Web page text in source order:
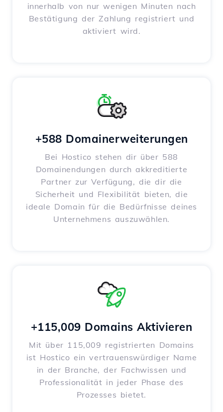
innerhalb von nur wenigen Minuten nach
Bestätigung der Zahlung registriert und
aktiviert wird.
+588 Domainerweiterungen
Bei Hostico stehen dir über 588
Domainendungen durch akkreditierte
Partner zur Verfügung, die dir die
Sicherheit und Flexibilität bieten, die
ideale Domain für die Bedürfnisse deines
Unternehmens auszuwählen.
+115,009 Domains Aktivieren
Mit über 115,009 registrierten Domains
ist Hostico ein vertrauenswürdiger Name
in der Branche, der Fachwissen und
Professionalität in jeder Phase des
Prozesses bietet.